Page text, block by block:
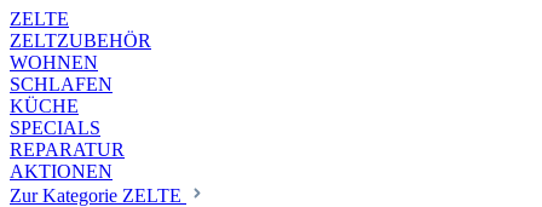
ZELTE
ZELTZUBEHÖR
WOHNEN
SCHLAFEN
KÜCHE
SPECIALS
REPARATUR
AKTIONEN
Zur Kategorie ZELTE